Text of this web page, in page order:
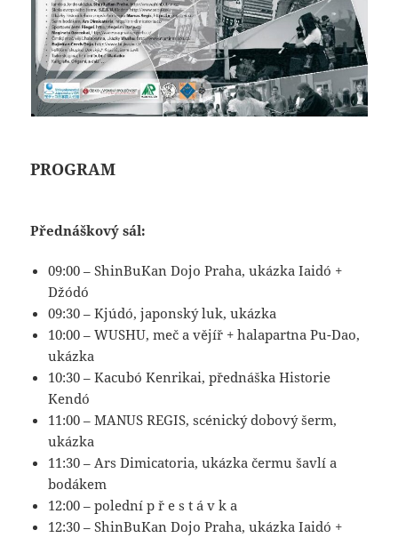
PROGRAM
Přednáškový sál:
09:00 – ShinBuKan Dojo Praha, ukázka Iaidó +
Džódó
09:30 – Kjúdó, japonský luk, ukázka
10:00 – WUSHU, meč a vějíř + halapartna Pu-Dao,
ukázka
10:30 – Kacubó Kenrikai, přednáška Historie
Kendó
11:00 – MANUS REGIS, scénický dobový šerm,
ukázka
11:30 – Ars Dimicatoria, ukázka čermu šavlí a
bodákem
12:00 – polední p ř e s t á v k a
12:30 – ShinBuKan Dojo Praha, ukázka Iaidó +